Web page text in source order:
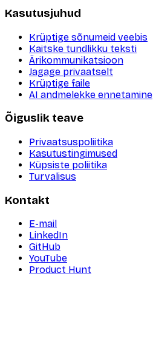
Kasutusjuhud
Krüptige sõnumeid veebis
Kaitske tundlikku teksti
Ärikommunikatsioon
Jagage privaatselt
Krüptige faile
AI andmelekke ennetamine
Õiguslik teave
Privaatsuspoliitika
Kasutustingimused
Küpsiste poliitika
Turvalisus
Kontakt
E-mail
LinkedIn
GitHub
YouTube
Product Hunt